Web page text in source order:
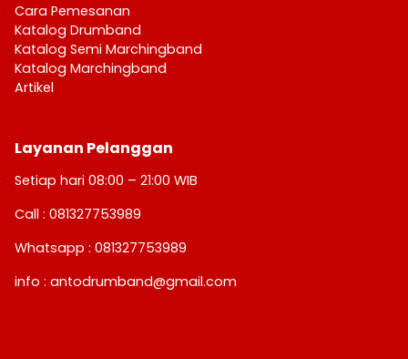
Cara Pemesanan
Katalog Drumband
Katalog Semi Marchingband
Katalog Marchingband
Artikel
Layanan Pelanggan
Setiap hari 08:00 – 21:00 WIB
Call : 081327753989
Whatsapp : 081327753989
info : antodrumband@gmail.com